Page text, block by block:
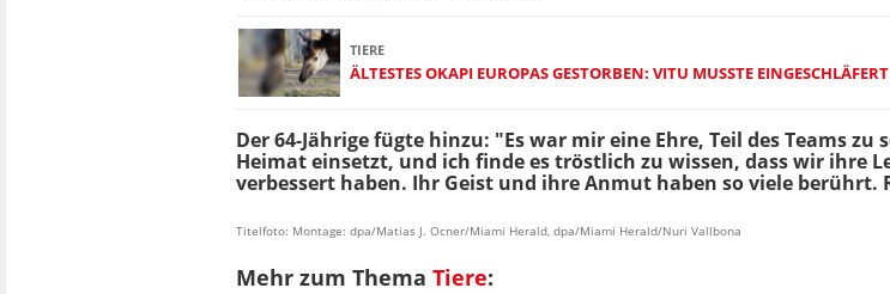
TIERE
ÄLTESTES OKAPI EUROPAS GESTORBEN: VITU MUSSTE
Der 64-Jährige fügte hinzu: "Es war mir eine Ehre, Teil des Teams
Heimat einsetzt, und ich finde es tröstlich zu wissen, dass wir ihre
verbessert haben. Ihr Geist und ihre Anmut haben so viele berührt.
Titelfoto: Montage: dpa/Matias J. Ocner/Miami Herald, dpa/Miami Herald/Nuri Vallbona
Mehr zum Thema Tiere: